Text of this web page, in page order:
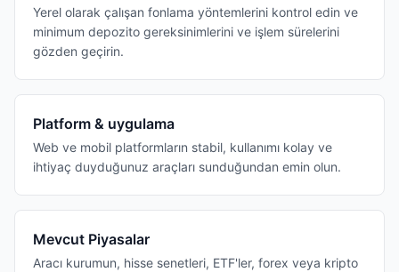
Yerel olarak çalışan fonlama yöntemlerini kontrol edin ve
minimum depozito gereksinimlerini ve işlem sürelerini
gözden geçirin.
Platform & uygulama
Web ve mobil platformların stabil, kullanımı kolay ve
ihtiyaç duyduğunuz araçları sunduğundan emin olun.
Mevcut Piyasalar
Aracı kurumun, hisse senetleri, ETF'ler, forex veya kripto